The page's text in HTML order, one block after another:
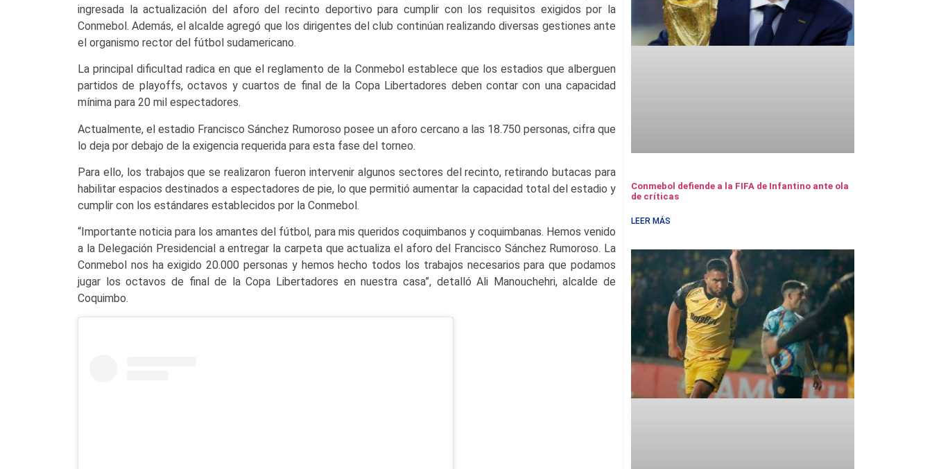
ingresada la actualización del aforo del recinto deportivo para cumplir con los requisitos exigidos por la
Conmebol. Además, el alcalde agregó que los dirigentes del club continúan realizando diversas gestiones ante
el organismo rector del fútbol sudamericano.
La principal dificultad radica en que el reglamento de la Conmebol establece que los estadios que alberguen
partidos de playoffs, octavos y cuartos de final de la Copa Libertadores deben contar con una capacidad
mínima para 20 mil espectadores.
Actualmente, el estadio Francisco Sánchez Rumoroso posee un aforo cercano a las 18.750 personas, cifra que
lo deja por debajo de la exigencia requerida para esta fase del torneo.
Para ello, los trabajos que se realizaron fueron intervenir algunos sectores del recinto, retirando butacas para
habilitar espacios destinados a espectadores de pie, lo que permitió aumentar la capacidad total del estadio y
cumplir con los estándares establecidos por la Conmebol.
“Importante noticia para los amantes del fútbol, para mis queridos coquimbanos y coquimbanas. Hemos venido
a la Delegación Presidencial a entregar la carpeta que actualiza el aforo del Francisco Sánchez Rumoroso. La
Conmebol nos ha exigido 20.000 personas y hemos hecho todos los trabajos necesarios para que podamos
jugar los octavos de final de la Copa Libertadores en nuestra casa”, detalló Ali Manouchehri, alcalde de
Coquimbo.
Conmebol defiende a la FIFA de Infantino ante ola
de críticas
LEER MÁS